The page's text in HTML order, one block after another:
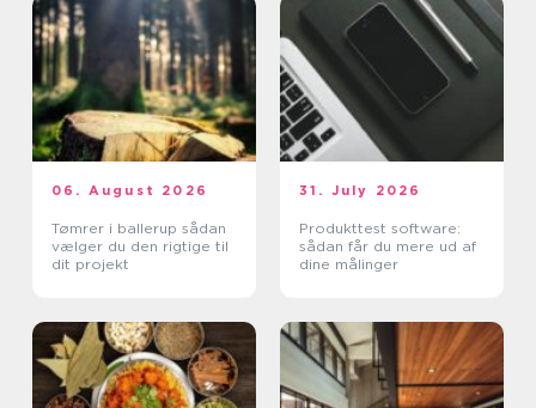
06. August 2026
Tømrer i ballerup sådan
vælger du den rigtige til
dit projekt
31. July 2026
Produkttest software:
sådan får du mere ud af
dine målinger